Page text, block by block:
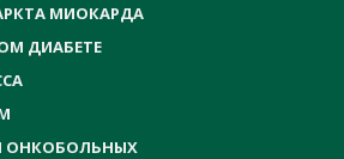
МИОКАРДА
ДИАБЕТЕ
ОНКОБОЛЬНЫХ